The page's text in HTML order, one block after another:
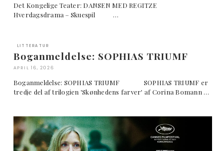
Det Kongelige Teater: DANSEN MED REGITZE
Hverdagsdrama – Skuespil …
LITTERATUR
Boganmeldelse: SOPHIAS TRIUMF
APRIL 16, 2026
Boganmeldelse: SOPHIAS TRIUMF SOPHIAS TRIUMF er
tredje del af trilogien 'Skønhedens farver' af Corina Bomann …